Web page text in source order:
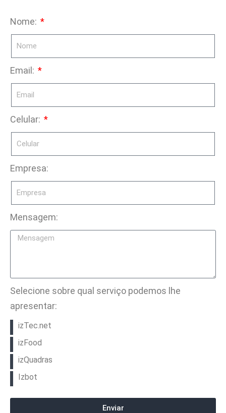
Nome:
Email:
Celular:
Empresa:
Mensagem:
Selecione sobre qual serviço podemos lhe
apresentar:
izTec.net
izFood
izQuadras
Izbot
Enviar